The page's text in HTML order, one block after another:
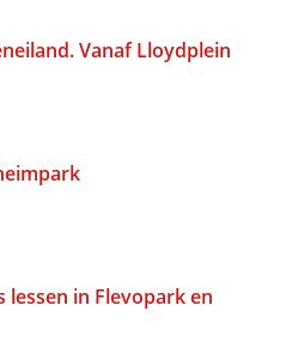
Vanaf Lloydplein
lessen in Flevopark en